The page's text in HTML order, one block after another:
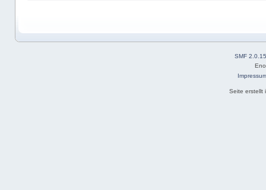
SMF 2.0.15
Seite erstellt